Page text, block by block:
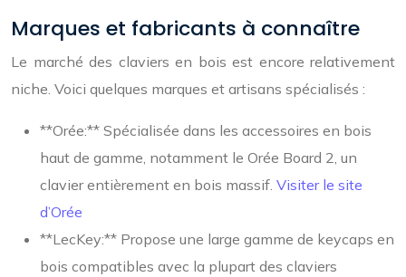
Marques et fabricants à connaître
Le marché des claviers en bois est encore relativement
niche. Voici quelques marques et artisans spécialisés :
**Orée:** Spécialisée dans les accessoires en bois
haut de gamme, notamment le Orée Board 2, un
clavier entièrement en bois massif. Visiter le site
d’Orée
**LecKey:** Propose une large gamme de keycaps en
bois compatibles avec la plupart des claviers